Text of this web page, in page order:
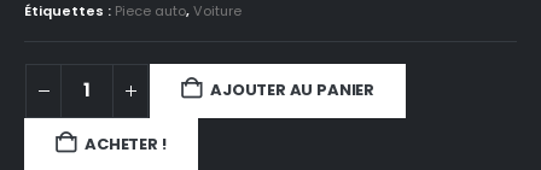
Étiquettes : Piece auto,Voiture
AJOUTER AU PANIER
ACHETER !